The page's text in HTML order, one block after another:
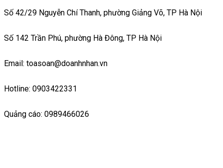
Số 42/29 Nguyễn Chí Thanh, phường Giảng Võ, TP Hà Nội
Số 142 Trần Phú, phường Hà Đông, TP Hà Nội
Email: toasoan@doanhnhan.vn
Hotline: 0903422331
Quảng cáo: 0989466026